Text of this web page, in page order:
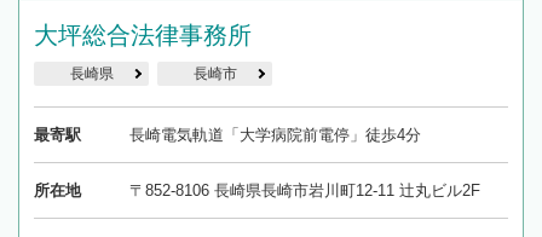
大坪総合法律事務所
長崎県 長崎市
最寄駅 長崎電気軌道「大学病院前電停」徒歩4分
所在地 〒852-8106 長崎県長崎市岩川町12-11 辻丸ビル2F